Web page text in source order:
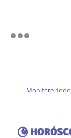
Monitore